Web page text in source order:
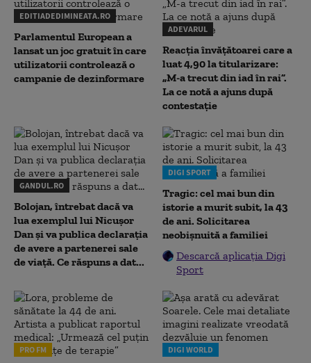
EDITIADEDIMINEATA.RO
Parlamentul European a
lansat un joc gratuit în care
utilizatorii controlează o
campanie de dezinformare
ADEVARUL
Reacția învățătoarei care a
luat 4,90 la titularizare:
„M-a trecut din iad în rai”.
La ce notă a ajuns după
contestație
GANDUL.RO
Bolojan, întrebat dacă va
lua exemplul lui Nicușor
Dan și va publica declarația
de avere a partenerei sale
de viață. Ce răspuns a dat...
DIGI SPORT
Tragic: cel mai bun din
istorie a murit subit, la 43
de ani. Solicitarea
neobișnuită a familiei
Descarcă aplicația Digi
Sport
PRO FM DIGI WORLD